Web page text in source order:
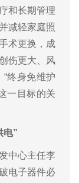
和长期管理
减轻家庭照
术更换，成
伤更大、风
终身免维护
一目标的关
电”
中心主任李
电子器件必